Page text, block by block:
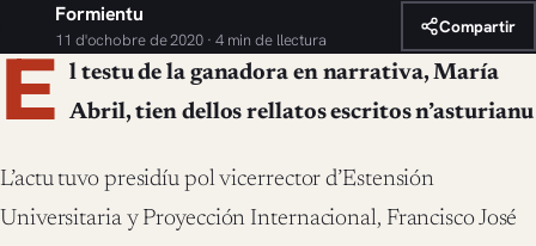
Formientu
11 d'ochobre de 2020 · 4 min de llectura
Compartir
E l testu de la ganadora en narrativa, María
Abril, tien dellos rellatos escritos n’asturianu
L’actu tuvo presidíu pol vicerrector d’Estensión
Universitaria y Proyección Internacional, Francisco José